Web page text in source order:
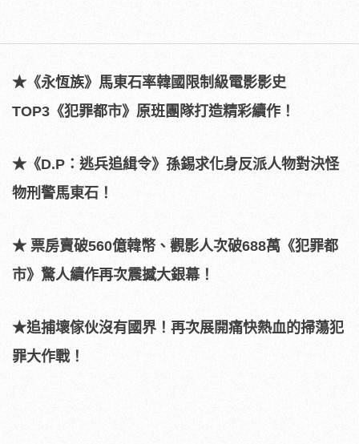
★《永恆族》馬東石率韓國限制級電影影史
TOP3《犯罪都市》 原班團隊打造精彩續作！
★《D.P：逃兵追緝令》 孫錫求化身反派人物對決怪
物刑警馬東石！
★ 票房賣破560億韓幣、觀影人次破688萬《犯罪都
市》 驚人續作再次震撼大銀幕！
★追捕壞傢伙沒有國界！再次展開痛快熱血的掃蕩犯
罪大作戰！